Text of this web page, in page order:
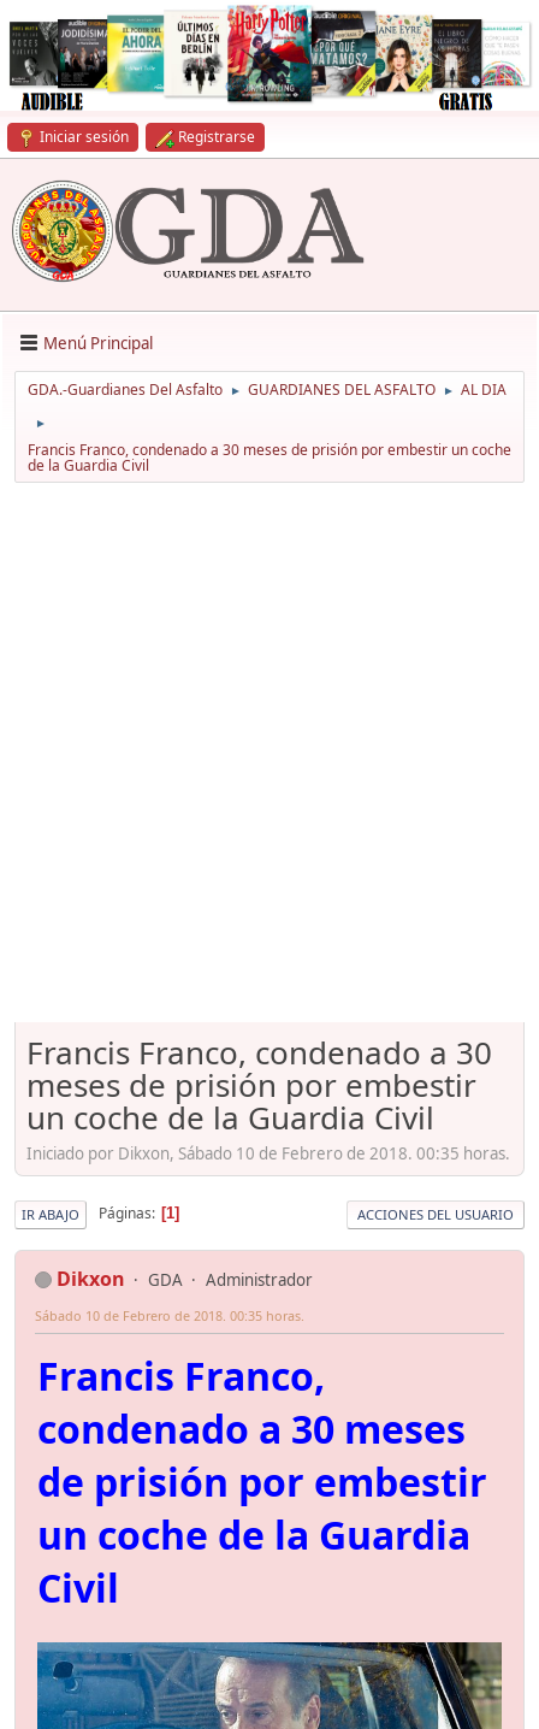
Iniciar sesión Registrarse
Menú Principal
GDA.-Guardianes Del Asfalto ► GUARDIANES DEL ASFALTO ► AL DIA
►
Francis Franco, condenado a 30 meses de prisión por embestir un coche
de la Guardia Civil
Francis Franco, condenado a 30
meses de prisión por embestir
un coche de la Guardia Civil
Iniciado por Dikxon, Sábado 10 de Febrero de 2018. 00:35 horas.
IR ABAJO Páginas 1 ACCIONES DEL USUARIO
Dikxon GDA Administrador
Sábado 10 de Febrero de 2018. 00:35 horas.
Francis Franco,
condenado a 30 meses
de prisión por embestir
un coche de la Guardia
Civil